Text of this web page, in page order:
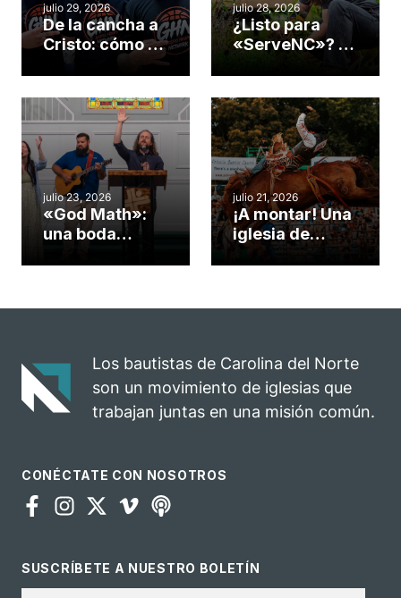
julio 29, 2026
De la cancha a
Cristo: cómo el
gimnasio de
Cary se
convirtió en un
insólito campo
misionero te
cuento
julio 28, 2026
¿Listo para
«ServeNC»? 4
obra de Dios
durante la
Semana
ServeNC
julio 23, 2026
«God Math»:
una boda
celebra el
julio 21, 2026
¡A montar! Una
iglesia de
rodeo anual en
para el
ministerio
Los bautistas de Carolina del Norte
son un movimiento de iglesias que
trabajan juntas en una misión común.
CONÉCTATE CON NOSOTROS
SUSCRÍBETE A NUESTRO BOLETÍN